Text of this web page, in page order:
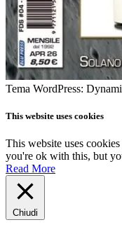
Tema WordPress:
This website uses cookies
This website uses
you're ok with this, but
Read More
Chiudi